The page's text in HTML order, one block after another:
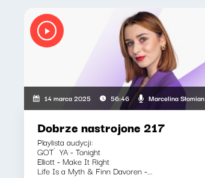
14 marca 2025 56:46 Marcelina Słomian
Dobrze nastrojone 217
Playlista audycji:
GOT`YA - Tonight
Elliott - Make It Right
Life Is a Myth & Finn Davoren -...